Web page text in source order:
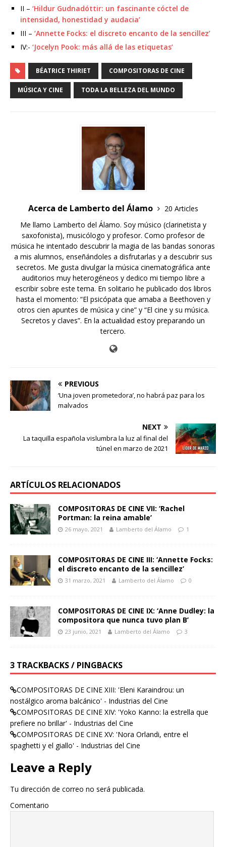
II – ‘Hildur Gudnadóttir: un fascinante cóctel de
intensidad, honestidad y audacia’
III – ‘Annette Focks: el discreto encanto de la sencillez’
IV:- ‘Jocelyn Pook: más allá de las etiquetas’
BÉATRICE THIRIET COMPOSITORAS DE CINE
MÚSICA Y CINE TODA LA BELLEZA DEL MUNDO
Acerca de Lamberto del Álamo
20 Articles
Me llamo Lamberto del Álamo. Soy músico (clarinetista y
saxofonista), musicólogo y profesor. Como profesor de
música he intentado descubrir la magia de las bandas sonoras
a mis alumnos, enseñándoles a disfrutarlas y a descubrir sus
secretos. Me gusta divulgar la música cinematográfica ante
auditorios muy heterogéneos y dedico mi tiempo libre a
escribir sobre este tema. En solitario he publicado dos libros
hasta el momento: “El psicópata que amaba a Beethoven y
otros cien apuntes de música y cine” y “El cine y su música.
Secretos y claves”. En la actualidad estoy preparando un
tercero.
PREVIOUS
‘Una joven prometedora’, no habrá paz para los
malvados
NEXT
La taquilla española vislumbra la luz al final del
túnel en marzo de 2021
ARTÍCULOS RELACIONADOS
COMPOSITORAS DE CINE VII: ‘Rachel
Portman: la reina amable’
26 mayo, 2021 Lamberto del Álamo 1
COMPOSITORAS DE CINE III: ‘Annette Focks:
el discreto encanto de la sencillez’
31 marzo, 2021 Lamberto del Álamo 0
COMPOSITORAS DE CINE IX: ‘Anne Dudley: la
compositora que nunca tuvo plan B’
23 junio, 2021 Lamberto del Álamo 3
3 TRACKBACKS / PINGBACKS
COMPOSITORAS DE CINE XIII: 'Eleni Karaindrou: un
nostálgico aroma balcánico' - Industrias del Cine
COMPOSITORAS DE CINE XIV: 'Yoko Kanno: la estrella que
prefiere no brillar' - Industrias del Cine
COMPOSITORAS DE CINE XV: 'Nora Orlandi, entre el
spaghetti y el giallo' - Industrias del Cine
Leave a Reply
Tu dirección de correo no será publicada.
Comentario